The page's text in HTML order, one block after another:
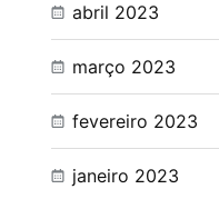
abril 2023
março 2023
fevereiro 2023
janeiro 2023